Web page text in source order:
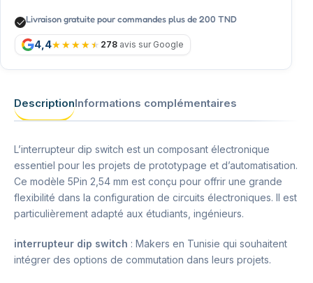
Livraison gratuite pour commandes plus de 200 TND
4,4 278 avis sur Google
DescriptionInformations complémentaires
L’interrupteur dip switch est un composant électronique
essentiel pour les projets de prototypage et d’automatisation.
Ce modèle 5Pin 2,54 mm est conçu pour offrir une grande
flexibilité dans la configuration de circuits électroniques. Il est
particulièrement adapté aux étudiants, ingénieurs.
interrupteur dip switch : Makers en Tunisie qui souhaitent
intégrer des options de commutation dans leurs projets.